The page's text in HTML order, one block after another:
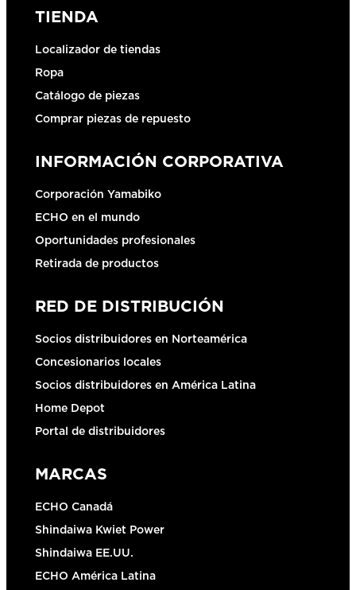
TIENDA
Localizador de tiendas
Ropa
Catálogo de piezas
Comprar piezas de repuesto
INFORMACIÓN CORPORATIVA
Corporación Yamabiko
ECHO en el mundo
Oportunidades profesionales
Retirada de productos
RED DE DISTRIBUCIÓN
Socios distribuidores en Norteamérica
Concesionarios locales
Socios distribuidores en América Latina
Home Depot
Portal de distribuidores
MARCAS
ECHO Canadá
Shindaiwa Kwiet Power
Shindaiwa EE.UU.
ECHO América Latina